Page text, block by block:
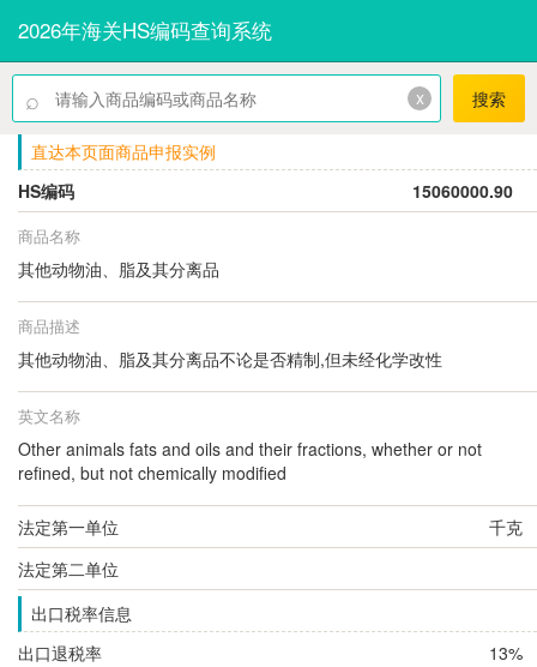
2026年海关HS编码查询系统
⌕ x 搜索
直达本页面商品申报实例
HS编码
15060000.90
商品名称
其他动物油、脂及其分离品
商品描述
其他动物油、脂及其分离品不论是否精制,但未经化学改性
英文名称
Other animals fats and oils and their fractions, whether or not
refined, but not chemically modified
法定第一单位
千克
法定第二单位
出口税率信息
出口退税率
13%